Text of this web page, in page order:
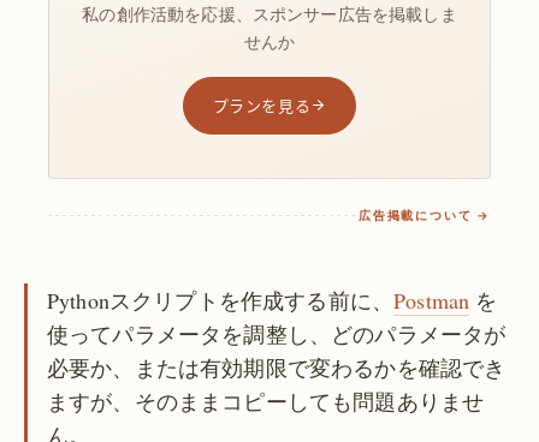
私の創作活動を応援、スポンサー広告を掲載しま
せんか
プランを見る
広告掲載について →
Pythonスクリプトを作成する前に、Postman を
使ってパラメータを調整し、どのパラメータが
必要か、または有効期限で変わるかを確認でき
ますが、そのままコピーしても問題ありませ
ん。